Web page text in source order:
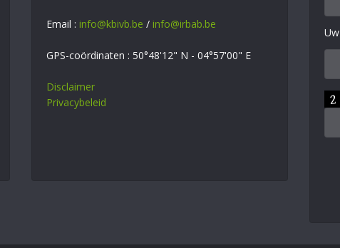
Email : info@kbivb.be / info@irbab.be
GPS-coördinaten : 50°48'12" N - 04°57'00" E
Disclaimer
Privacybeleid